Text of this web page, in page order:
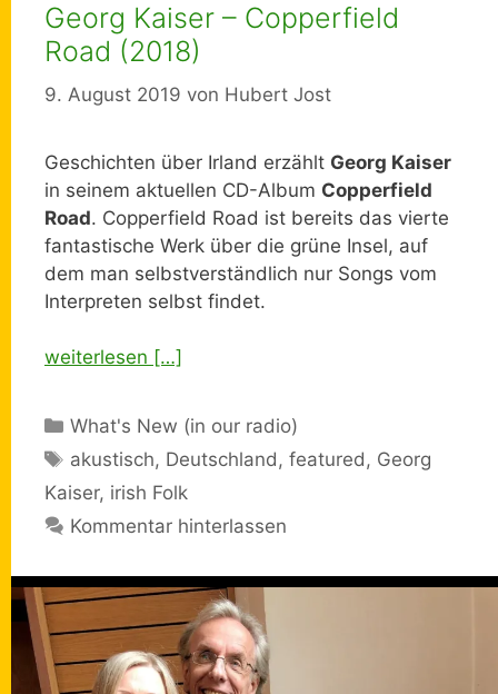
Georg Kaiser – Copperfield
Road (2018)
9. August 2019 von Hubert Jost
Geschichten über Irland erzählt Georg Kaiser
in seinem aktuellen CD-Album Copperfield
Road. Copperfield Road ist bereits das vierte
fantastische Werk über die grüne Insel, auf
dem man selbstverständlich nur Songs vom
Interpreten selbst findet.
weiterlesen […]
Kategorien
What's New (in our radio)
Schlagwörter
akustisch, Deutschland,featured, Georg
Kaiser, irish Folk
Kommentar hinterlassen